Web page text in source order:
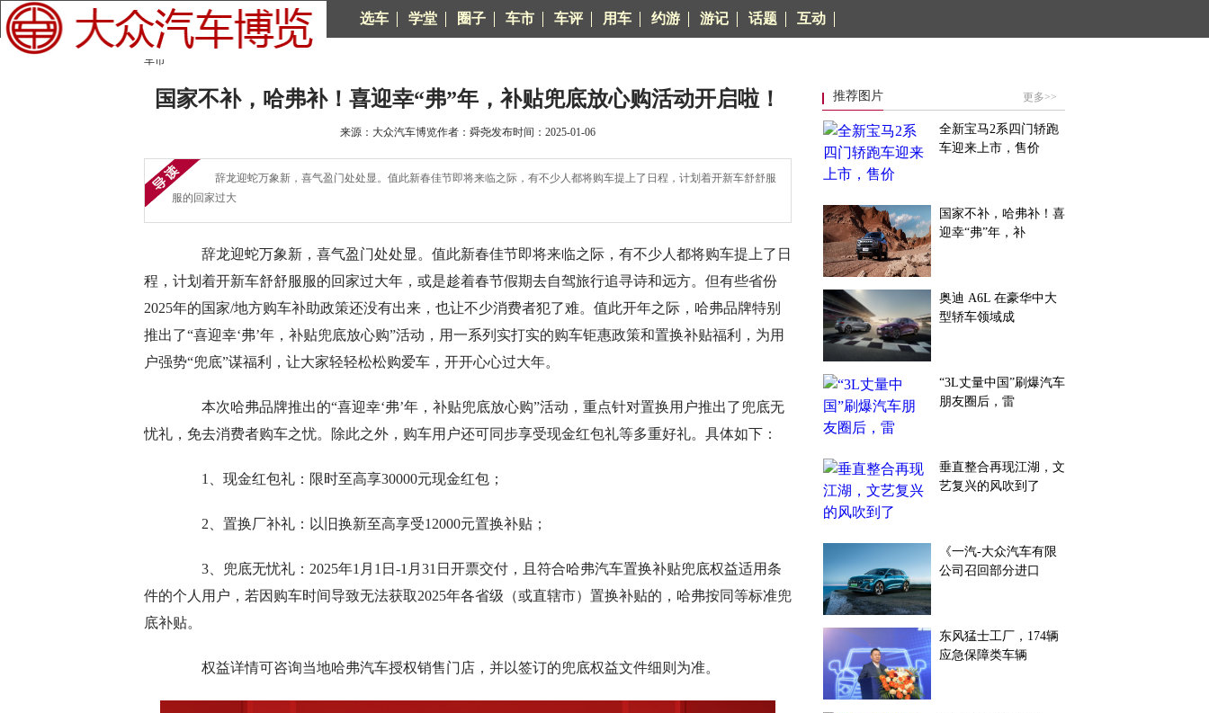
选车 学堂 圈子 车市 车评 用车 约游 游记 话题 互动
车市
国家不补，哈弗补！喜迎幸“弗”年，补贴兜底放心购活动开启啦！
来源：大众汽车博览作者：舜尧发布时间：2025-01-06
辞龙迎蛇万象新，喜气盈门处处显。值此新春佳节即将来临之际，有不少人都将购车提上了日程，计划着开新车舒舒服
服的回家过大
辞龙迎蛇万象新，喜气盈门处处显。值此新春佳节即将来临之际，有不少人都将购车提上了日
程，计划着开新车舒舒服服的回家过大年，或是趁着春节假期去自驾旅行追寻诗和远方。但有些省份
2025年的国家/地方购车补助政策还没有出来，也让不少消费者犯了难。值此开年之际，哈弗品牌特别
推出了“喜迎幸‘弗’年，补贴兜底放心购”活动，用一系列实打实的购车钜惠政策和置换补贴福利，为用
户强势“兜底”谋福利，让大家轻轻松松购爱车，开开心心过大年。
本次哈弗品牌推出的“喜迎幸‘弗’年，补贴兜底放心购”活动，重点针对置换用户推出了兜底无
忧礼，免去消费者购车之忧。除此之外，购车用户还可同步享受现金红包礼等多重好礼。具体如下：
1、现金红包礼：限时至高享30000元现金红包；
2、置换厂补礼：以旧换新至高享受12000元置换补贴；
3、兜底无忧礼：2025年1月1日-1月31日开票交付，且符合哈弗汽车置换补贴兜底权益适用条
件的个人用户，若因购车时间导致无法获取2025年各省级（或直辖市）置换补贴的，哈弗按同等标准兜
底补贴。
权益详情可咨询当地哈弗汽车授权销售门店，并以签订的兜底权益文件细则为准。
推荐图片 更多>>
全新宝马2系四门轿跑
车迎来上市，售价
国家不补，哈弗补！喜
迎幸“弗”年，补
奥迪 A6L 在豪华中大
型轿车领域成
“3L丈量中国”刷爆汽车
朋友圈后，雷
垂直整合再现江湖，文
艺复兴的风吹到了
《一汽-大众汽车有限
公司召回部分进口
东风猛士工厂，174辆
应急保障类车辆